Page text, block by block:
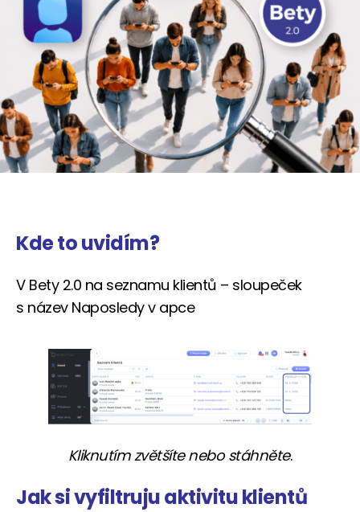
Kde to uvidím?
V Bety 2.0 na seznamu klientů – sloupeček
s název Naposledy v apce
Kliknutím zvětšíte nebo stáhněte.
Jak si vyfiltruju aktivitu klientů